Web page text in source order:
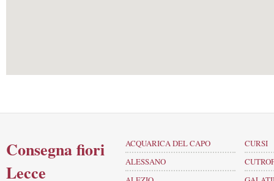
Consegna fiori
Lecce
ACQUARICA DEL CAPO
ALESSANO
CURSI